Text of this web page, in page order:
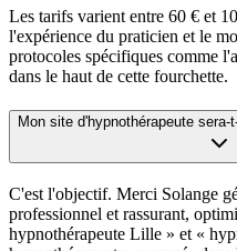
Les tarifs varient entre 60 € et
l'expérience du praticien et le
protocoles spécifiques comme
dans le haut de cette fourchette.
Mon site d'hypnothérapeute
C'est l'objectif. Merci Solange
professionnel et rassurant,
hypnothérapeute Lille » et «